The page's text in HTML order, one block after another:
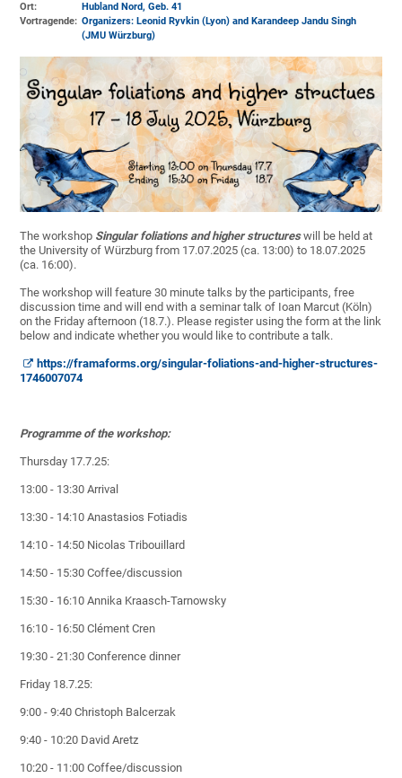
Ort:
Hubland Nord, Geb. 41
Vortragende: Organizers: Leonid Ryvkin (Lyon) and Karandeep Jandu Singh
(JMU Würzburg)
The workshop Singular foliations and higher structureswill be held at
the University of Würzburg from 17.07.2025 (ca. 13:00) to 18.07.2025
(ca. 16:00).
The workshop will feature 30 minute talks by the participants, free
discussion time and will end with a seminar talk of Ioan Marcut (Köln)
on the Friday afternoon (18.7.). Please register using the form at the link
below and indicate whether you would like to contribute a talk.
https://framaforms.org/singular-foliations-and-higher-structures-
1746007074
Programme of the workshop:
Thursday 17.7.25:
13:00 - 13:30 Arrival
13:30 - 14:10 Anastasios Fotiadis
14:10 - 14:50 Nicolas Tribouillard
14:50 - 15:30 Coffee/discussion
15:30 - 16:10 Annika Kraasch-Tarnowsky
16:10 - 16:50 Clément Cren
19:30 - 21:30 Conference dinner
Friday 18.7.25:
9:00 - 9:40 Christoph Balcerzak
9:40 - 10:20 David Aretz
10:20 - 11:00 Coffee/discussion